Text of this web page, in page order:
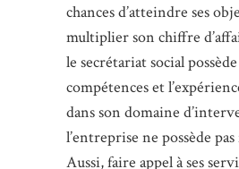
chances d’atteindre ses
multiplier son chiffre
le secrétariat social
compétences et
dans son domaine
l’entreprise ne possède
Aussi, faire appel à ses